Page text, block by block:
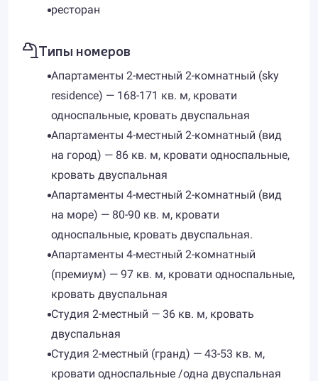
ресторан
Типы номеров
Апартаменты 2-местный 2-комнатный (sky
residence) — 168-171 кв. м, кровати
односпальные, кровать двуспальная
Апартаменты 4-местный 2-комнатный (вид
на город) — 86 кв. м, кровати односпальные,
кровать двуспальная
Апартаменты 4-местный 2-комнатный (вид
на море) — 80-90 кв. м, кровати
односпальные, кровать двуспальная.
Апартаменты 4-местный 2-комнатный
(премиум) — 97 кв. м, кровати односпальные,
кровать двуспальная
Студия 2-местный — 36 кв. м, кровать
двуспальная
Студия 2-местный (гранд) — 43-53 кв. м,
кровати односпальные /одна двуспальная